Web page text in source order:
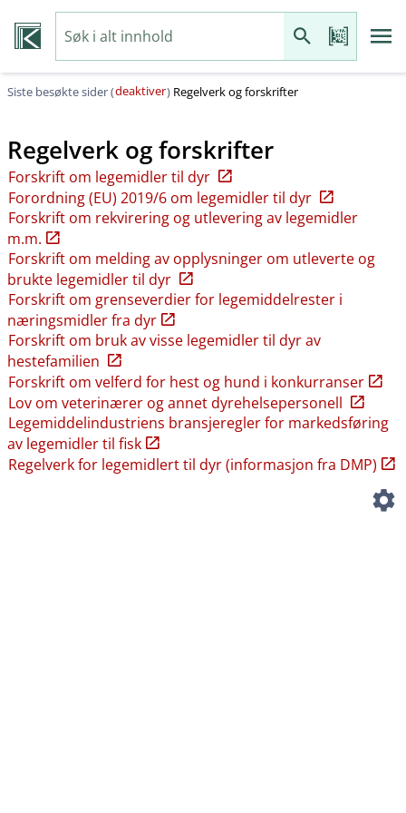
Siste besøkte sider (deaktiver) Regelverk og forskrifter
Regelverk og forskrifter
Forskrift om legemidler til dyr
Forordning (EU) 2019/6 om legemidler til dyr
Forskrift om rekvirering og utlevering av legemidler
m.m.
Forskrift om melding av opplysninger om utleverte og
brukte legemidler til dyr
Forskrift om grenseverdier for legemiddelrester i
næringsmidler fra dyr
Forskrift om bruk av visse legemidler til dyr av
hestefamilien
Forskrift om velferd for hest og hund i konkurranser
Lov om veterinærer og annet dyrehelsepersonell
Legemiddelindustriens bransjeregler for markedsføring
av legemidler til fisk
Regelverk for legemidlert til dyr (informasjon fra DMP)